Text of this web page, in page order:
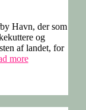
Havn, der som
og
af landet, for
more“Læsø: